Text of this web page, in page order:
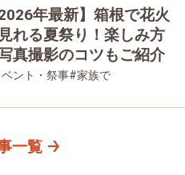
2026年最新】箱根で花火
れる夏祭り！楽しみ方
真撮影のコツもご紹介
ント・祭事#家族で
一覧